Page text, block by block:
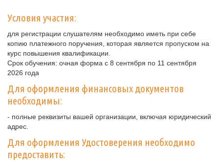
Условия участия:
для регистрации слушателям необходимо иметь при себе
копию платежного поручения, которая является пропуском на
курс повышения квалификации.
Срок обучения: очная форма с 8 сентября по 11 сентября
2026 года
Для оформления финансовых документов
необходимы:
- полные реквизиты вашей организации, включая юридический
адрес.
Для оформления Удостоверения необходимо
предоставить: